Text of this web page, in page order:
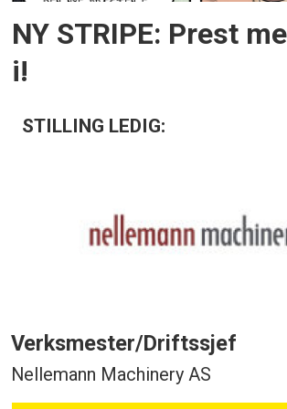
NY STRIPE: Prest
i!
STILLING LEDIG:
Verksmester/Driftssjef
Nellemann Machinery AS